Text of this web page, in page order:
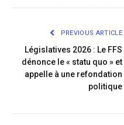
PREVIOUS ARTICLE
Législatives 2026 : Le FFS
dénonce le « statu quo » et
appelle à une refondation
politique